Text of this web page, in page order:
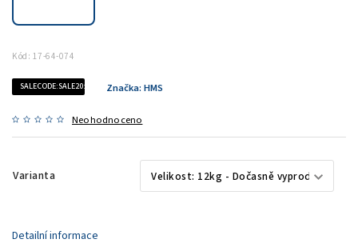
Kód: 17-64-074
SALECODE:SALE20:20:%
Neohodnoceno
Značka: HMS
Varianta
Detailní informace